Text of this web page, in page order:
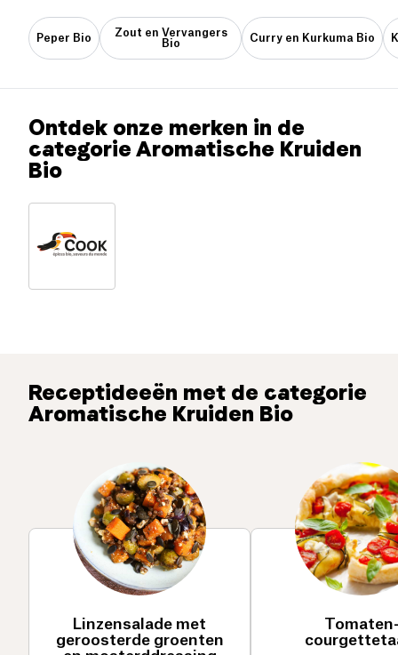
Peper Bio
Zout en Vervangers
Bio
Curry en Kurkuma Bio
Ontdek onze merken in de
categorie Aromatische Kruiden
Bio
Receptideeën met de categorie
Aromatische Kruiden Bio
Linzensalade met
geroosterde groenten